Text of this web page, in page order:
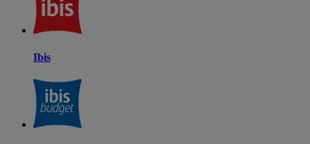
Ibis